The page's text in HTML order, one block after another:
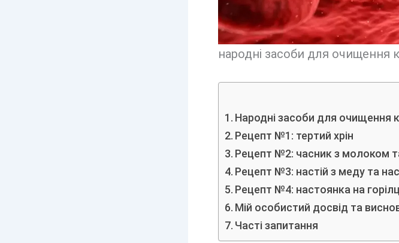
народні засоби для очищення
Народні засоби для очищення
Рецепт №1: тертий хрін
Рецепт №2: часник з молоком
Рецепт №3: настій з меду та
Рецепт №4: настоянка на
Мій особистий досвід та
Часті запитання